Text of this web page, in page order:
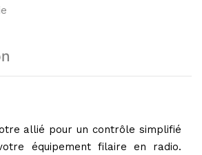
allié pour un contrôle simplifié
équipement filaire en radio.